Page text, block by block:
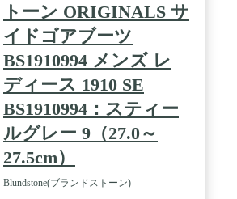
トーン ORIGINALS サ
イドゴアブーツ
BS1910994 メンズ レ
ディース 1910 SE
BS1910994：スティー
ルグレー 9（27.0～
27.5cm）
Blundstone(ブランドストーン)